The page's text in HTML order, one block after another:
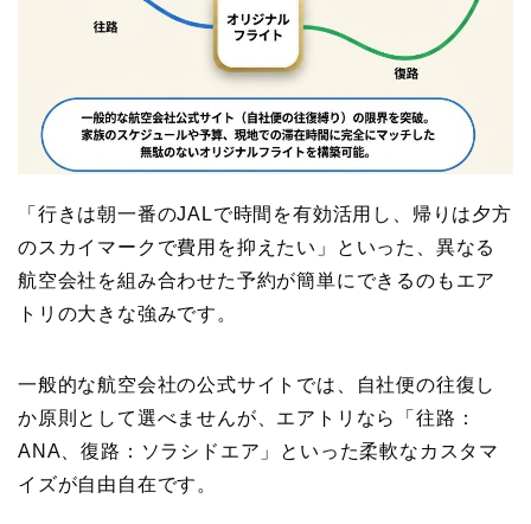
「行きは朝一番のJALで時間を有効活用し、帰りは夕方
のスカイマークで費用を抑えたい」といった、異なる
航空会社を組み合わせた予約が簡単にできるのもエア
トリの大きな強みです。
一般的な航空会社の公式サイトでは、自社便の往復し
か原則として選べませんが、エアトリなら「往路：
ANA、復路：ソラシドエア」といった柔軟なカスタマ
イズが自由自在です。